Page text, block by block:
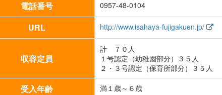
電話番号 0957-48-0104
URL http://www.isahaya-fujigakuen.jp/
収容定員
計 ７０人
１号認定（幼稚園部分）３５人
２・３号認定（保育所部分）３５人
受入年齢 満１歳～６歳